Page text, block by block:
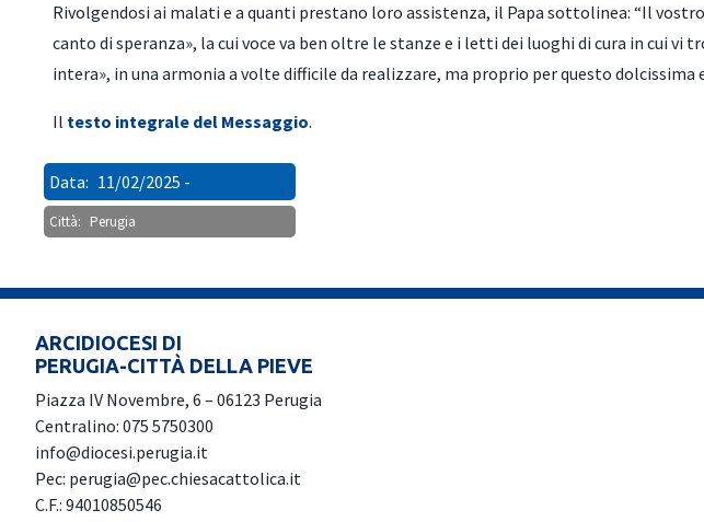
Rivolgendosi ai malati e a quanti prestano loro assistenza, il Papa sottolinea: “Il
canto di speranza», la cui voce va ben oltre le stanze e i letti dei luoghi di cura in cui
intera», in una armonia a volte difficile da realizzare, ma proprio per questo dolcissima
Il testo integrale del Messaggio.
Data: 11/02/2025
Città: Perugia
ARCIDIOCESI DI
PERUGIA-CITTÀ DELLA PIEVE
Piazza IV Novembre, 6 – 06123 Perugia
Centralino: 075 5750300
info@diocesi.perugia.it
Pec: perugia@pec.chiesacattolica.it
C.F.: 94010850546